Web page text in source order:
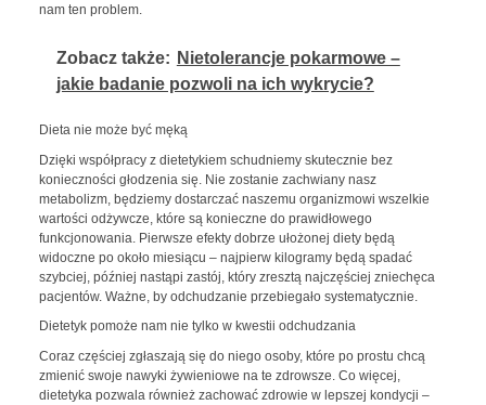
nam ten problem.
Zobacz także: Nietolerancje pokarmowe –
jakie badanie pozwoli na ich wykrycie?
Dieta nie może być męką
Dzięki współpracy z dietetykiem schudniemy skutecznie bez
konieczności głodzenia się. Nie zostanie zachwiany nasz
metabolizm, będziemy dostarczać naszemu organizmowi wszelkie
wartości odżywcze, które są konieczne do prawidłowego
funkcjonowania. Pierwsze efekty dobrze ułożonej diety będą
widoczne po około miesiącu – najpierw kilogramy będą spadać
szybciej, później nastąpi zastój, który zresztą najczęściej zniechęca
pacjentów. Ważne, by odchudzanie przebiegało systematycznie.
Dietetyk pomoże nam nie tylko w kwestii odchudzania
Coraz częściej zgłaszają się do niego osoby, które po prostu chcą
zmienić swoje nawyki żywieniowe na te zdrowsze. Co więcej,
dietetyka pozwala również zachować zdrowie w lepszej kondycji –